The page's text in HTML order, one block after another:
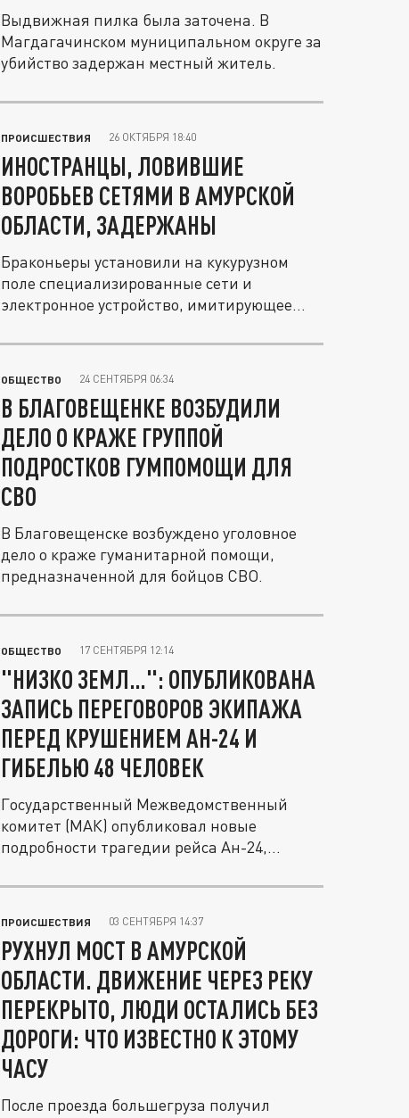
Выдвижная пилка была заточена. В
Магдагачинском муниципальном округе за
убийство задержан местный житель.
ПРОИСШЕСТВИЯ 26 ОКТЯБРЯ 18:40
ИНОСТРАНЦЫ, ЛОВИВШИЕ
ВОРОБЬЕВ СЕТЯМИ В АМУРСКОЙ
ОБЛАСТИ, ЗАДЕРЖАНЫ
Браконьеры установили на кукурузном
поле специализированные сети и
электронное устройство, имитирующее
ОБЩЕСТВО 24 СЕНТЯБРЯ 06:34
В БЛАГОВЕЩЕНКЕ ВОЗБУДИЛИ
ДЕЛО О КРАЖЕ ГРУППОЙ
ПОДРОСТКОВ ГУМПОМОЩИ ДЛЯ
СВО
В Благовещенске возбуждено уголовное
дело о краже гуманитарной помощи,
предназначенной для бойцов СВО.
ОБЩЕСТВО 17 СЕНТЯБРЯ 12:14
"НИЗКО ЗЕМЛ…": ОПУБЛИКОВАНА
ЗАПИСЬ ПЕРЕГОВОРОВ ЭКИПАЖА
ПЕРЕД КРУШЕНИЕМ АН-24 И
ГИБЕЛЬЮ 48 ЧЕЛОВЕК
Государственный Межведомственный
комитет (МАК) опубликовал новые
подробности трагедии рейса Ан-24,...
ПРОИСШЕСТВИЯ 03 СЕНТЯБРЯ 14:37
РУХНУЛ МОСТ В АМУРСКОЙ
ОБЛАСТИ. ДВИЖЕНИЕ ЧЕРЕЗ РЕКУ
ПЕРЕКРЫТО, ЛЮДИ ОСТАЛИСЬ БЕЗ
ДОРОГИ: ЧТО ИЗВЕСТНО К ЭТОМУ
ЧАСУ
После проезда большегруза получил